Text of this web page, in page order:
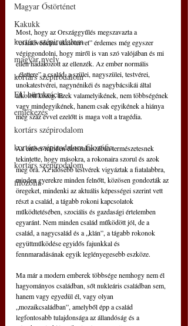
Magyar Őstörténet
Kakukk
kortárs szépirodalom
magyar nyelv
kortárs szépirodalom
EU bürokrácia
emlékezés
kortárs szépirodalom
kortárs szépirodalom filozófia
kortárs szépirodalom
filozófia
Most, hogy az Országgyűlés megszavazta a
“családvédelmi akciótervet” érdemes még egyszer
végiggondolni, hogy miről is van szó valójában és mi
ellen hadakozott az ellenzék. Az ember normális
„élettere” a család, a szülei, nagyszülei, testvérei,
unokatestvérei, nagynénikéi és nagybácsikái által
alkotott közeg. Ezek valamelyikének, nem többségének
vagy mindegyikének, hanem csak egyikének a hiánya
még száz évvel ezelőtt is maga volt a tragédia.
Az ember minden életszakaszában természetesnek
tekintette, hogy másokra, a rokonaira szorul és azok
meg őrá. Az idősebb testvérek vigyáztak a fiatalabbra,
minden gyerekre minden felnőtt, közösen gondozták az
öregeket, mindenki az aktuális képességei szerint vett
részt a család, a tágabb rokoni kapcsolatok
működtetésében, szociális és gazdasági értelemben
egyaránt. Nem minden család működött jól, de a
család, a nagycsalád és a „klán”, a tágabb rokonok
együttműködése egyidős fajunkkal és
fennmaradásának egyik leglényegesebb eszköze.
Ma már a modern emberek többsége nemhogy nem él
hagyományos családban, sőt nukleáris családban sem,
hanem vagy egyedül él, vagy olyan
„mozaikcsaládban”, amelyből épp a család
legfontosabb tulajdonsága az állandóság és a